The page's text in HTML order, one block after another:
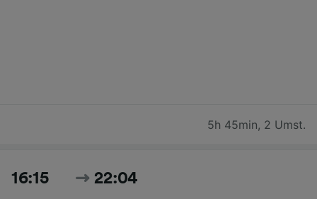
5h 45min, 2 Umst.
16:15 22:04